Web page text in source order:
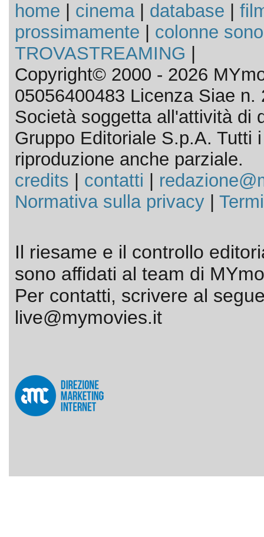
home cinema| database
prossimamente
colonne
TROVASTREAMING
Copyright© 2000 - 2026
05056400483 Licenza Siae n.
Società soggetta all'attività di
Gruppo Editoriale S.p.A. Tutti
riproduzione anche parziale.
credits
contatti
Normativa sulla privacy|
Il riesame e il controllo
sono affidati al team di
Per contatti, scrivere al
live@mymovies.it